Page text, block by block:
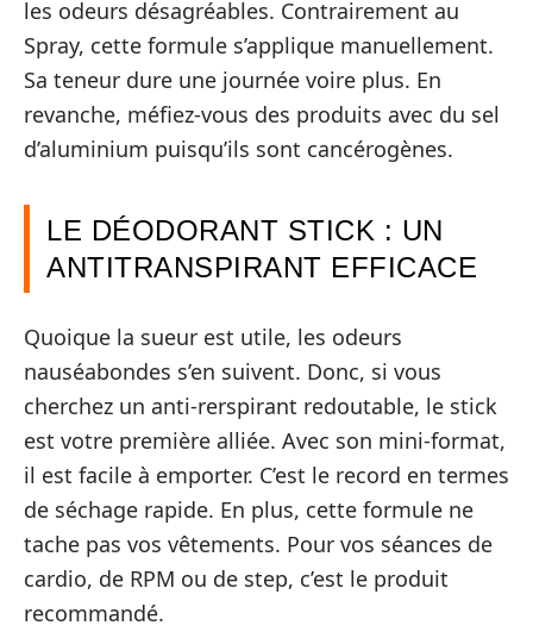
les odeurs désagréables. Contrairement au
Spray, cette formule s’applique manuellement.
Sa teneur dure une journée voire plus. En
revanche, méfiez-vous des produits avec du sel
d’aluminium puisqu’ils sont cancérogènes.
LE DÉODORANT STICK : UN
ANTITRANSPIRANT EFFICACE
Quoique la sueur est utile, les odeurs
nauséabondes s’en suivent. Donc, si vous
cherchez un anti-rerspirant redoutable, le stick
est votre première alliée. Avec son mini-format,
il est facile à emporter. C’est le record en termes
de séchage rapide. En plus, cette formule ne
tache pas vos vêtements. Pour vos séances de
cardio, de RPM ou de step, c’est le produit
recommandé.